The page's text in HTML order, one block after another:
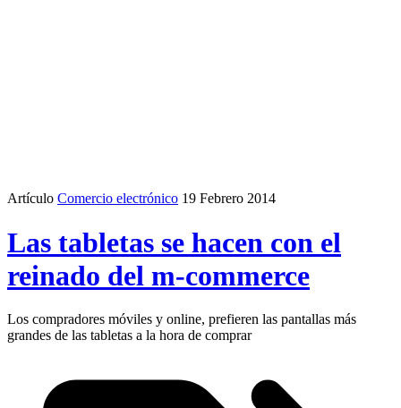
Artículo Comercio electrónico 19 Febrero 2014
Las tabletas se hacen con el
reinado del m-commerce
Los compradores móviles y online, prefieren las pantallas más
grandes de las tabletas a la hora de comprar